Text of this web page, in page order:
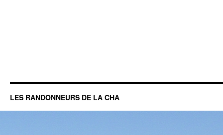
LES RANDONNEURS DE LA CHA